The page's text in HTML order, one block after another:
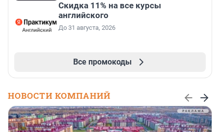
Скидка 11% на все курсы
английского
До 31 августа, 2026
Все промокоды
НОВОСТИ КОМПАНИЙ